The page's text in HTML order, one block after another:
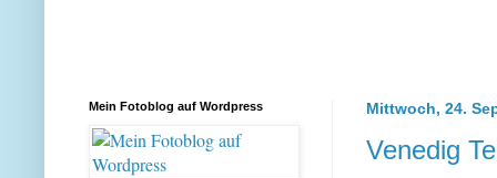
Mittwoch, 24.
Venedig
Mein Fotoblog auf Wordpress